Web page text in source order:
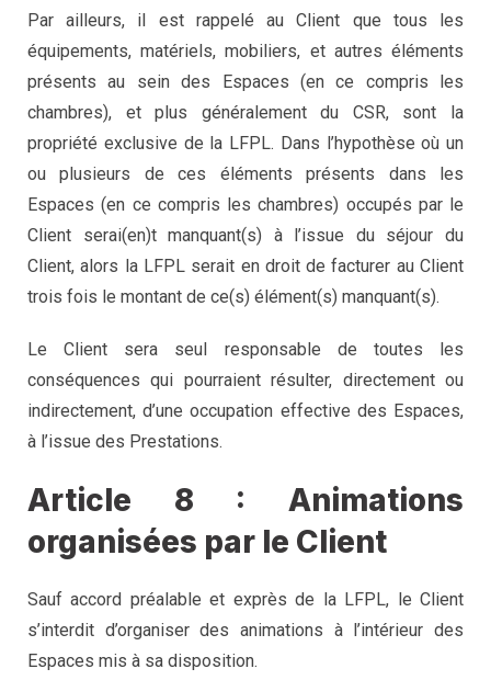
Par ailleurs, il est rappelé au Client que tous les
équipements, matériels, mobiliers, et autres éléments
présents au sein des Espaces (en ce compris les
chambres), et plus généralement du CSR, sont la
propriété exclusive de la LFPL. Dans l’hypothèse où un
ou plusieurs de ces éléments présents dans les
Espaces (en ce compris les chambres) occupés par le
Client serai(en)t manquant(s) à l’issue du séjour du
Client, alors la LFPL serait en droit de facturer au Client
trois fois le montant de ce(s) élément(s) manquant(s).
Le Client sera seul responsable de toutes les
conséquences qui pourraient résulter, directement ou
indirectement, d’une occupation effective des Espaces,
à l’issue des Prestations.
Article 8 : Animations
organisées par le Client
Sauf accord préalable et exprès de la LFPL, le Client
s’interdit d’organiser des animations à l’intérieur des
Espaces mis à sa disposition.